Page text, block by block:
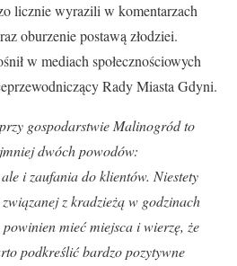
licznie wyrazili w komentarzach
oburzenie postawą złodziei.
w mediach społecznościowych
Rady Miasta Gdyni.
gospodarstwie Malinogród to
dwóch powodów:
i zaufania do klientów. Niestety
z kradzieżą w godzinach
mieć miejsca i wierzę, że
podkreślić bardzo pozytywne